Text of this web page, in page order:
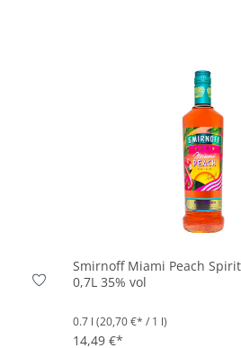
Smirnoff Miami Peach
0,7L 35% vol
0.7 l (20,70 €* / 1 l)
14,49 €*
In den Korb